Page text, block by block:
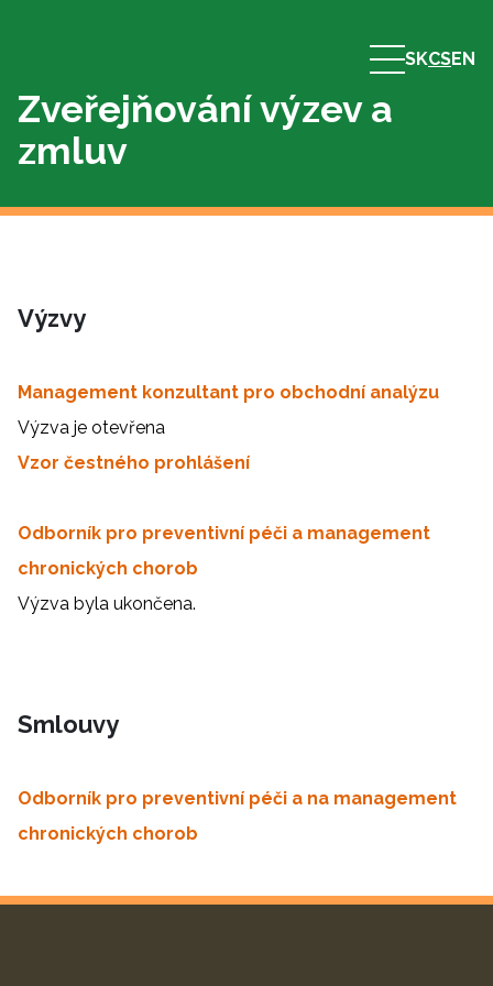
SKCSEN
Zveřejňování výzev a
zmluv
Výzvy
Management konzultant pro obchodní analýzu
Výzva je otevřena
Vzor čestného prohlášení
Odborník pro preventivní péči a management
chronických chorob
Výzva byla ukončena.
Smlouvy
Odborník pro preventivní péči a na management
chronických chorob